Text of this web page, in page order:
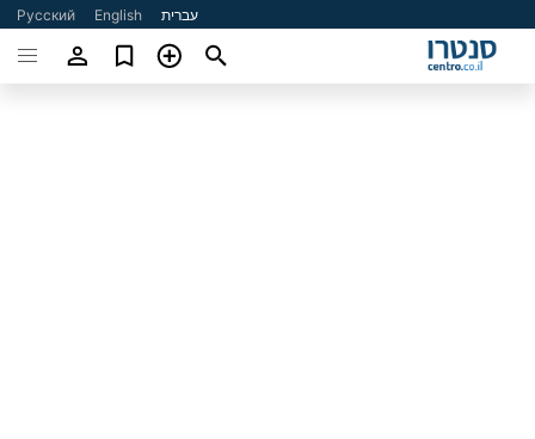
עברית English
Русский